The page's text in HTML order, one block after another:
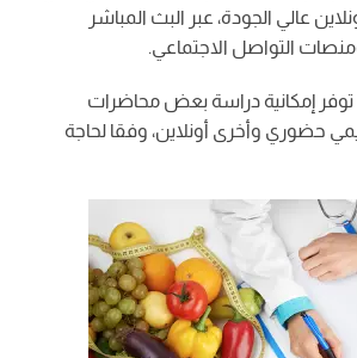
عالي الجودة، عبر البث المباشر
التواصل الاجتماعي.
توفر إمكانية دراسة بعض محاضرات
حضوري وأخرى أونلاين، وفقا لحاجة